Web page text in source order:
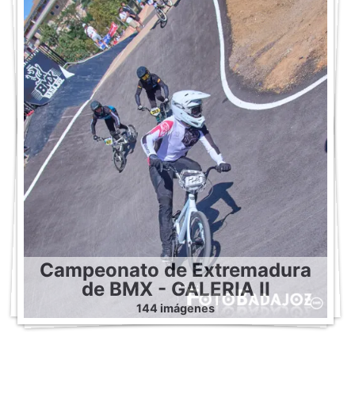
Campeonato de Extremadura
de BMX - GALERIA II
144 imágenes